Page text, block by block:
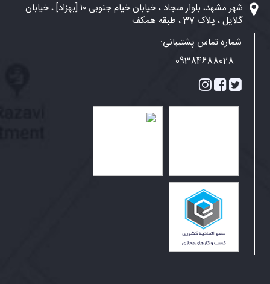
شهر مشهد، بلوار سجاد ، خیابان خیام جنوبی ۱۰ [بهزاد] ، خیابان
گلایل ، پلاک 37 ، طبقه همکف
شماره تماس پشتیبانی:
09384688028